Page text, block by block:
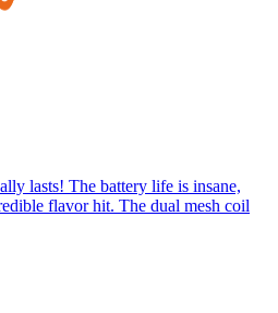
lasts! The battery life is insane,
flavor hit. The dual mesh coil